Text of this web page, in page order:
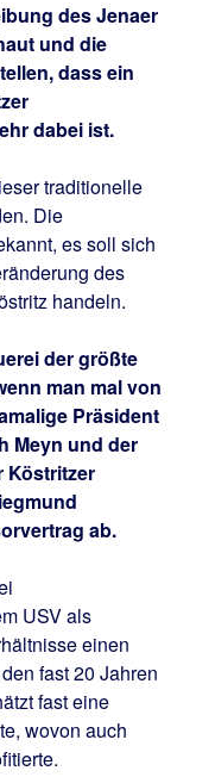
des Jenaer
und die
dass ein
dabei ist.
traditionelle
Die
es soll sich
des
handeln.
der größte
man mal von
Präsident
Meyn und der
Köstritzer
ab.
USV als
einen
fast 20 Jahren
fast eine
wovon auch